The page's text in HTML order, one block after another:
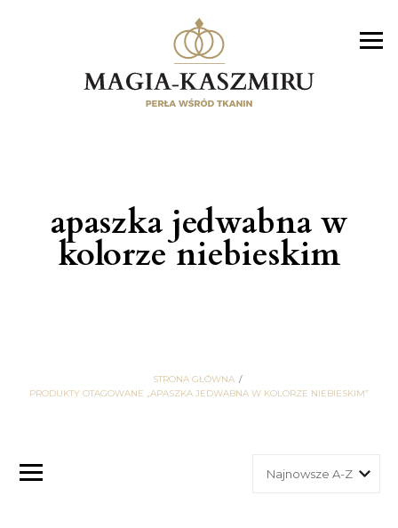
apaszka jedwabna w
kolorze niebieskim
STRONA GŁÓWNA
PRODUKTY OTAGOWANE „APASZKA JEDWABNA W KOLORZE NIEBIESKIM”